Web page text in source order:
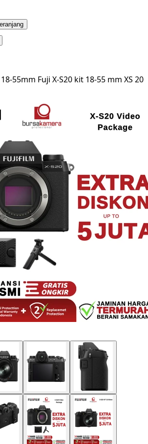
55mm Fuji X-S20 kit 18-55 mm XS 20